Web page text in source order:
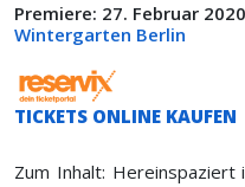
Premiere: 27. Februar 2020
Wintergarten Berlin
TICKETS ONLINE KAUFEN
Zum Inhalt: